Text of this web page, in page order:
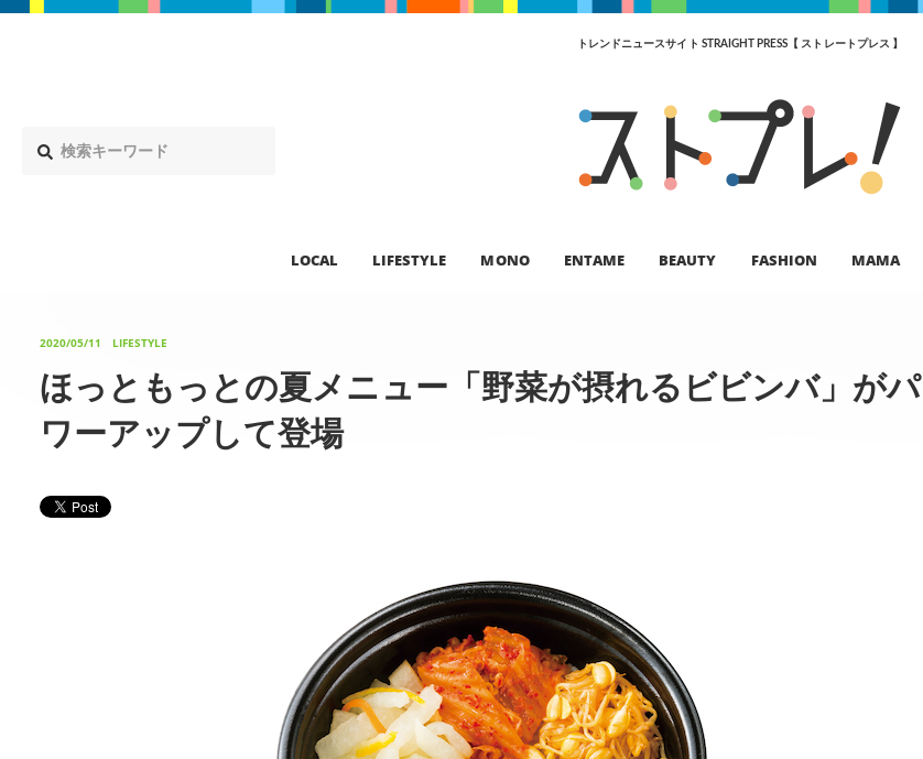
トレンドニュースサイト STRAIGHT PRESS【 ストレートプレス 】
LOCAL LIFESTYLE MONO ENTAME BEAUTY FASHION MAMA
2020/05/11 LIFESTYLE
ほっともっとの夏メニュー「野菜が摂れるビビンバ」がパ
ワーアップして登場